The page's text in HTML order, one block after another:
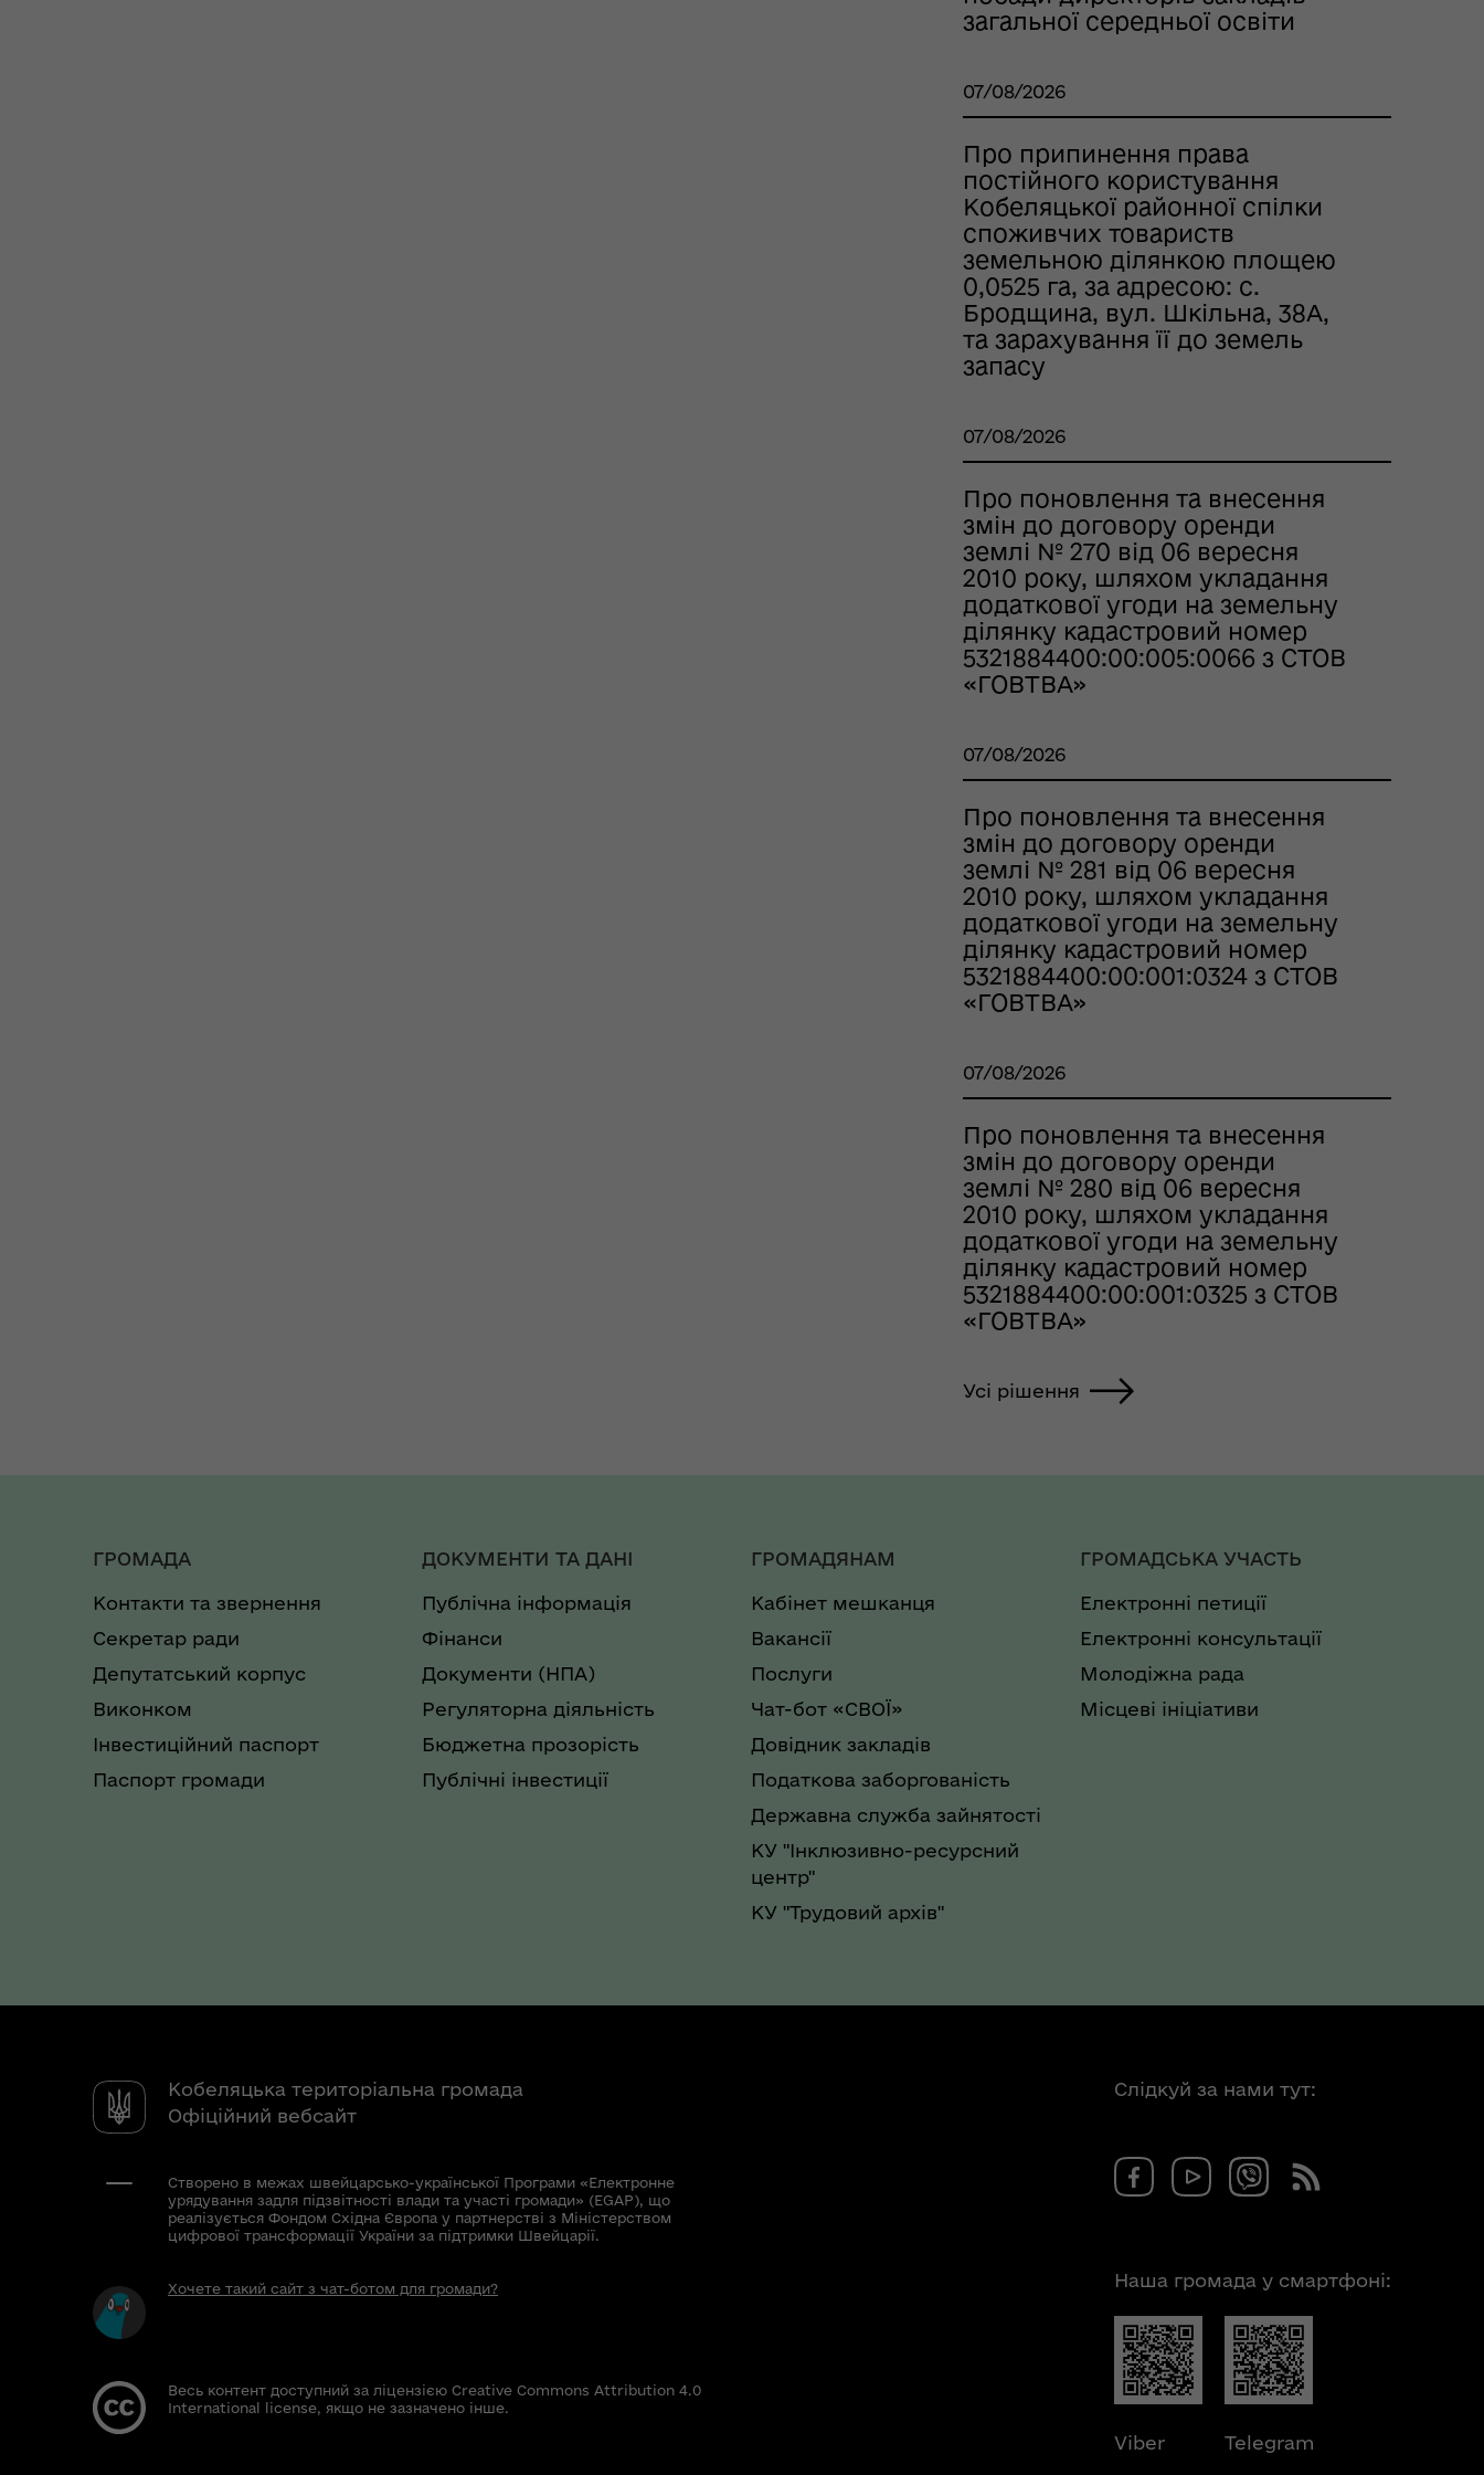
загальної середньої освіти
07/08/2026
Про припинення права
постійного користування
Кобеляцької районної спілки
споживчих товариств
земельною ділянкою площею
0,0525 га, за адресою: с.
Бродщина, вул. Шкільна, 38А,
та зарахування її до земель
запасу
07/08/2026
Про поновлення та внесення
змін до договору оренди
землі № 270 від 06 вересня
2010 року, шляхом укладання
додаткової угоди на земельну
ділянку кадастровий номер
5321884400:00:005:0066 з СТОВ
«ГОВТВА»
07/08/2026
Про поновлення та внесення
змін до договору оренди
землі № 281 від 06 вересня
2010 року, шляхом укладання
додаткової угоди на земельну
ділянку кадастровий номер
5321884400:00:001:0324 з СТОВ
«ГОВТВА»
07/08/2026
Про поновлення та внесення
змін до договору оренди
землі № 280 від 06 вересня
2010 року, шляхом укладання
додаткової угоди на земельну
ділянку кадастровий номер
5321884400:00:001:0325 з СТОВ
«ГОВТВА»
Усі рішення
ГРОМАДА
Контакти та звернення
Секретар ради
Депутатський корпус
Виконком
Інвестиційний паспорт
Паспорт громади
ДОКУМЕНТИ ТА ДАНІ
Публічна інформація
Фінанси
Документи (НПА)
Регуляторна діяльність
Бюджетна прозорість
Публічні інвестиції
ГРОМАДЯНАМ
Кабінет мешканця
Вакансії
Послуги
Чат-бот «СВОЇ»
Довідник закладів
Податкова заборгованість
Державна служба зайнятості
КУ "Інклюзивно-ресурсний
центр"
КУ "Трудовий архів"
ГРОМАДСЬКА УЧАСТЬ
Електронні петиції
Електронні консультації
Молодіжна рада
Місцеві ініціативи
Кобеляцька територіальна громада
Офіційний вебсайт
Створено в межах швейцарсько-української Програми «Електронне
урядування задля підзвітності влади та участі громади» (EGAP), що
реалізується Фондом Східна Європа у партнерстві з Міністерством
цифрової трансформації України за підтримки Швейцарії.
Хочете такий сайт з чат-ботом для громади?
Весь контент доступний за ліцензією Creative Commons Attribution 4.0
International license, якщо не зазначено інше.
Слідкуй за нами тут:
Наша громада у смартфоні:
Viber Telegram